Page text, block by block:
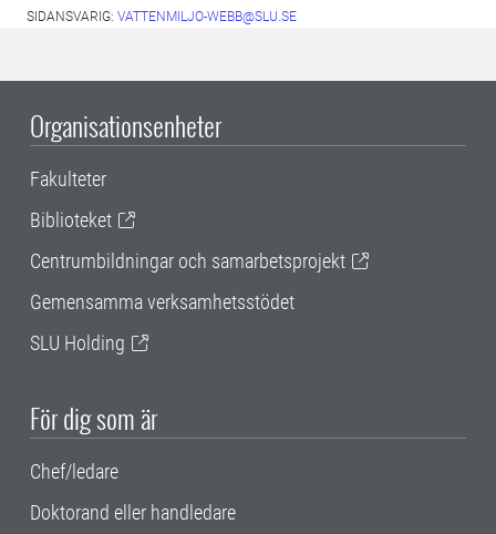
SIDANSVARIG: VATTENMILJO-WEBB@SLU.SE
Organisationsenheter
Fakulteter
Biblioteket
Centrumbildningar och samarbetsprojekt
Gemensamma verksamhetsstödet
SLU Holding
För dig som är
Chef/ledare
Doktorand eller handledare